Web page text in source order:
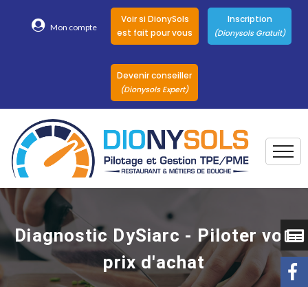
Mon compte
Voir si DionySols
est fait pour vous
Inscription
(Dionysols Gratuit)
Devenir conseiller
(Dionysols Expert)
Nos conseillers
DionySols
Nos versions
Diagnostic DySiarc - Piloter vos
prix d'achat